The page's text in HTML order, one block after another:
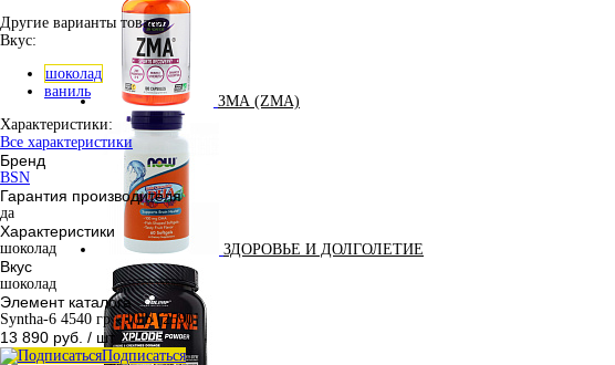
ЗМА (ZMA)
ЗДОРОВЬЕ И ДОЛГОЛЕТИЕ
Другие варианты товара:
Вкус:
шоколад
ваниль
Характеристики:
Все характеристики
Бренд
BSN
Гарантия производителя
да
Характеристики
шоколад
Вкус
шоколад
Элемент каталога
Syntha-6 4540 гр - 10lb [2590]
13 890 руб. / шт
Подписаться